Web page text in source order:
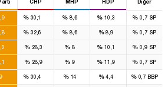
CHP MHP HDP Diğer
46
%30,1
28
% 8,6
7
% 10,3
7
% 0,7 SP
%32,6 % 8,6 %8,9 % 0,7 SP
% 28,3 % 8 % 10,1 % 0,9 SP
% 28,9 % 9 % 11,9 % 0,7 SP
%30,4 %14 %4,4 %0,7BBP